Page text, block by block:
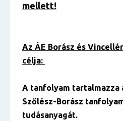
mellett!
Az ÁE Borász és
célja:
A tanfolyam tartalmazza
Szőlész-Borász
tudásanyagát.